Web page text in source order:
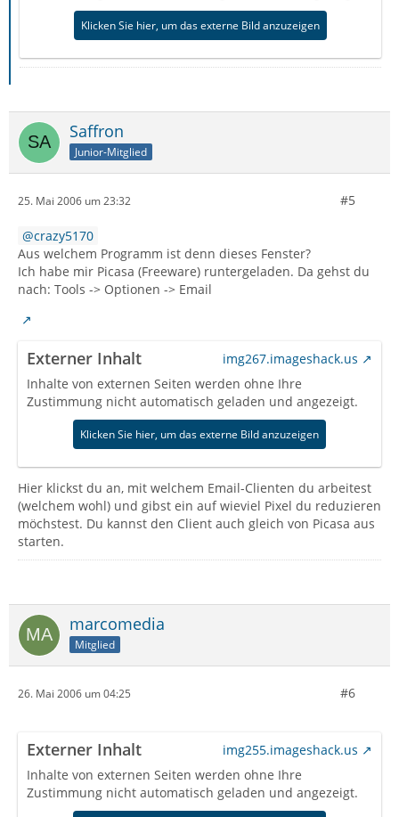
Klicken Sie hier, um das externe Bild anzuzeigen
Saffron
Junior-Mitglied
25. Mai 2006 um 23:32 #5
crazy5170
Aus welchem Programm ist denn dieses Fenster?
Ich habe mir Picasa (Freeware) runtergeladen. Da gehst du
nach: Tools -> Optionen -> Email
Externer Inhalt
img267.imageshack.us
Inhalte von externen Seiten werden ohne Ihre
Zustimmung nicht automatisch geladen und angezeigt.
Klicken Sie hier, um das externe Bild anzuzeigen
Hier klickst du an, mit welchem Email-Clienten du arbeitest
(welchem wohl) und gibst ein auf wieviel Pixel du reduzieren
möchstest. Du kannst den Client auch gleich von Picasa aus
starten.
marcomedia
Mitglied
26. Mai 2006 um 04:25 #6
Externer Inhalt
img255.imageshack.us
Inhalte von externen Seiten werden ohne Ihre
Zustimmung nicht automatisch geladen und angezeigt.